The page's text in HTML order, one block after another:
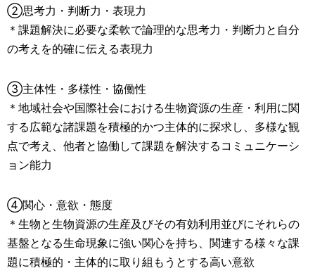
②思考力・判断力・表現力
＊課題解決に必要な柔軟で論理的な思考力・判断力と自分
の考えを的確に伝える表現力
③主体性・多様性・協働性
＊地域社会や国際社会における生物資源の生産・利用に関
する広範な諸課題を積極的かつ主体的に探求し、多様な観
点で考え、他者と協働して課題を解決するコミュニケーシ
ョン能力
④関心・意欲・態度
＊生物と生物資源の生産及びその有効利用並びにそれらの
基盤となる生命現象に強い関心を持ち、関連する様々な課
題に積極的・主体的に取り組もうとする高い意欲